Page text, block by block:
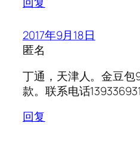
2017年9月18日
匿名
丁通，天津人。金豆包
款。联系电话
回复